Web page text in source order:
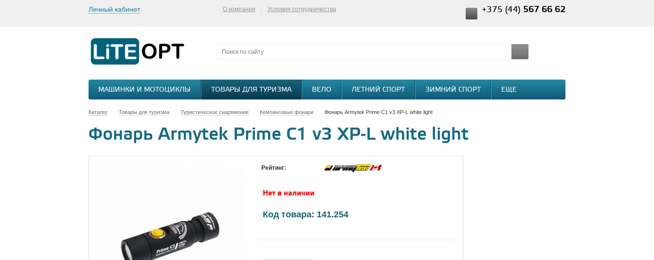
Личный кабинет О компании Условия сотрудничества +375 (44) 567 66 62
МАШИНКИ И МОТОЦИКЛЫ ТОВАРЫ ДЛЯ ТУРИЗМА ВЕЛО ЛЕТНИЙ СПОРТ ЗИМНИЙ СПОРТ ЕЩЕ
Каталог Товары для туризма Туристическое снаряжение Кемпинговые фонари Фонарь Armytek Prime C1 v3 XP-L white light
Фонарь Armytek Prime C1 v3 XP-L white light
Рейтинг:
Нет в наличии
Код товара: 141.254